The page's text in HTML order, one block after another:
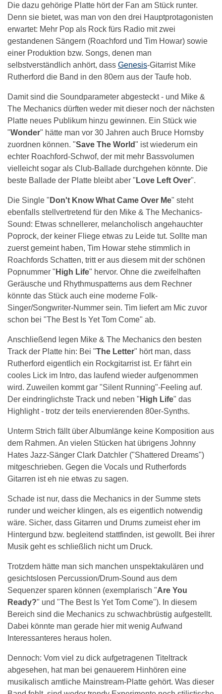
Die dazu gehörige Platte hört der Fan am Stück runter.
Denn sie bietet, was man von den drei Hauptprotagonisten
erwartet: Mehr Pop als Rock fürs Radio mit zwei
gestandenen Sängern (Roachford und Tim Howar) sowie
einer Produktion bzw. Songs, denen man
selbstverständlich anhört, dass Genesis-Gitarrist Mike
Rutherford die Band in den 80ern aus der Taufe hob.
Damit sind die Soundparameter abgesteckt - und Mike &
The Mechanics dürften weder mit dieser noch der nächsten
Platte neues Publikum hinzu gewinnen. Ein Stück wie
"Wonder" hätte man vor 30 Jahren auch Bruce Hornsby
zuordnen können. "Save The World" ist wiederum ein
echter Roachford-Schwof, der mit mehr Bassvolumen
vielleicht sogar als Club-Ballade durchgehen könnte. Die
beste Ballade der Platte bleibt aber " Love Left Over".
Die Single " Don't Know What Came Over Me" steht
ebenfalls stellvertretend für den Mike & The Mechanics-
Sound: Etwas schnellerer, melancholisch angehauchter
Poprock, der keiner Fliege etwas zu Leide tut. Sollte man
zuerst gemeint haben, Tim Howar stehe stimmlich in
Roachfords Schatten, tritt er aus diesem mit der schönen
Popnummer " High Life" hervor. Ohne die zweifelhaften
Geräusche und Rhythmuspatterns aus dem Rechner
könnte das Stück auch eine moderne Folk-
Singer/Songwriter-Nummer sein. Tim liefert am Mic zuvor
schon bei "The Best Is Yet Tom Come" ab.
Anschließend legen Mike & The Mechanics den besten
Track der Platte hin: Bei "The Letter" hört man, dass
Rutherford eigentlich ein Rockgitarrist ist. Er fährt ein
cooles Lick im Intro, das laufend wieder aufgenommen
wird. Zuweilen kommt gar "Silent Running"-Feeling auf.
Der eindringlichste Track und neben " High Life" das
Highlight - trotz der teils enervierenden 80er-Synths.
Unterm Strich fällt über Albumlänge keine Komposition aus
dem Rahmen. An vielen Stücken hat übrigens Johnny
Hates Jazz-Sänger Clark Datchler ("Shattered Dreams")
mitgeschrieben. Gegen die Vocals und Rutherfords
Gitarren ist eh nie etwas zu sagen.
Schade ist nur, dass die Mechanics in der Summe stets
runder und weicher klingen, als es eigentlich notwendig
wäre. Sicher, dass Gitarren und Drums zumeist eher im
Hintergund bzw. begleitend stattfinden, ist gewollt. Bei ihrer
Musik geht es schließlich nicht um Druck.
Trotzdem hätte man sich manchen unspektakulären und
gesichtslosen Percussion/Drum-Sound aus dem
Sequenzer sparen können (exemplarisch "Are You
Ready?" und "The Best Is Yet Tom Come"). In diesem
Bereich sind die Mechanics zu schwachbrüstig aufgestellt.
Dabei könnte man gerade hier mit wenig Aufwand
Interessanteres heraus holen.
Dennoch: Vom viel zu dick aufgetragenen Titeltrack
abgesehen, hat man bei genauerem Hinhören eine
musikalisch amtliche Mainstream-Platte gehört. Was dieser